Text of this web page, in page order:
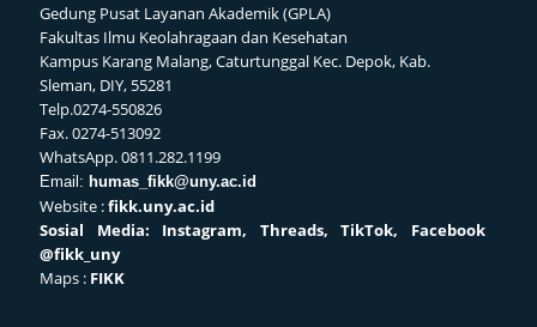
Gedung Pusat Layanan Akademik (GPLA)
Fakultas Ilmu Keolahragaan dan Kesehatan
Kampus Karang Malang, Caturtunggal Kec. Depok, Kab.
Sleman, DIY, 55281
Telp.0274-550826
Fax. 0274-513092
WhatsApp. 0811.282.1199
Email: humas_fikk@uny.ac.id
Website :fikk.uny.ac.id
Sosial
Media: Instagram, Threads, TikTok, Facebook
@fikk_uny
Maps : FIKK